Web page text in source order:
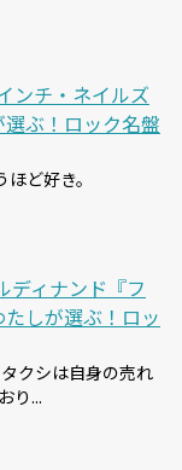
ンチ・ネイルズ
ぶ！ロック名盤
ど好き。
ディナンド『フ
しが選ぶ！ロッ
クシは自身の売れ
り...